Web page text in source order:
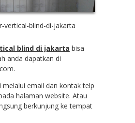
vertical-blind-di-jakarta
blind di jakarta bisa
anda dapatkan di
melalui email dan kontak telp
halaman website. Atau
berkunjung ke tempat